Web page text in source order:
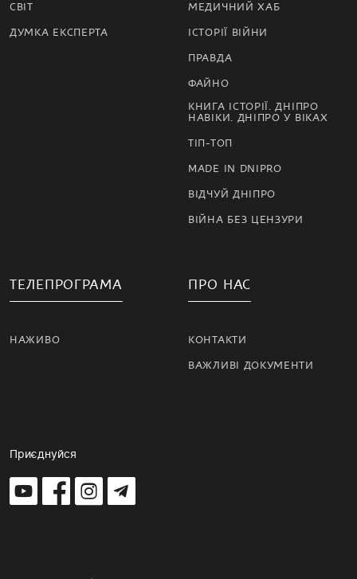
СВІТ
ДУМКА ЕКСПЕРТА
МЕДИЧНИЙ ХАБ
ІСТОРІЇ ВІЙНИ
ПРАВДА
ФАЙНО
КНИГА ІСТОРІЇ. ДНІПРО
НАВІКИ. ДНІПРО У ВІКАХ
ТІП-ТОП
MADE IN DNIPRO
ВІДЧУЙ ДНІПРО
ВІЙНА БЕЗ ЦЕНЗУРИ
ТЕЛЕПРОГРАМА
НАЖИВО
ПРО НАС
КОНТАКТИ
ВАЖЛИВІ ДОКУМЕНТИ
Приєднуйся